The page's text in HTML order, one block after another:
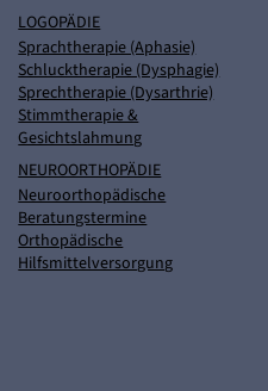
LOGOPÄDIE
Sprachtherapie (Aphasie)
Schlucktherapie (Dysphagie)
Sprechtherapie (Dysarthrie)
Stimmtherapie &
Gesichtslahmung
NEUROORTHOPÄDIE
Neuroorthopädische
Beratungstermine
Orthopädische
Hilfsmittelversorgung